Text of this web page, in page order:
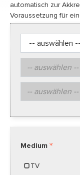
automatisch zur
Voraussetzung für
Medium
TV